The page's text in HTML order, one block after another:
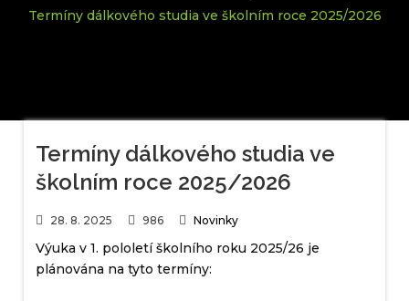
Termíny dálkového studia ve školním roce 2025/2026
Termíny dálkového studia ve
školním roce 2025/2026
28. 8. 2025 986 Novinky
Výuka v 1. pololetí školního roku 2025/26 je
plánována na tyto termíny: